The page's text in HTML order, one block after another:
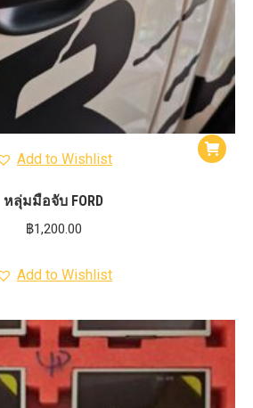
Add to Wishlist
หลุ่มมือจับ FORD
฿1,200.00
Add to Wishlist